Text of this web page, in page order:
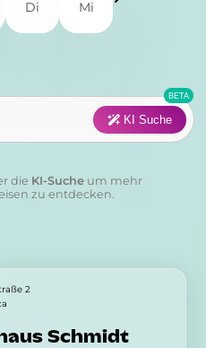
Fleisch
Vegan
Di Mi
KI Suche
die KI-Suche um mehr
zu entdecken.
Schmidt
2